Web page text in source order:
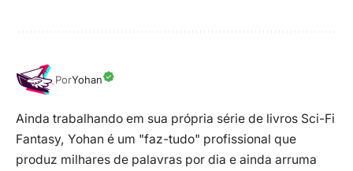
PorYohan
Ainda trabalhando em sua própria série de livros Sci-Fi
Fantasy, Yohan é um "faz-tudo" profissional que
produz milhares de palavras por dia e ainda arruma